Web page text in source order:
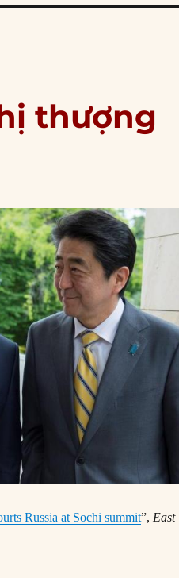
thượng
Russia at Sochi summit”, East